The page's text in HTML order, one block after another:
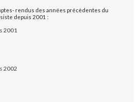
rendus des années précèdentes du
depuis 2001 :
2001
2002